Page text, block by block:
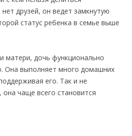
друзей, он ведет замкнутую
статус ребенка в семье выше
матери, дочь функционально
Она выполняет много домашних
его. Так и не
чаще всего становится